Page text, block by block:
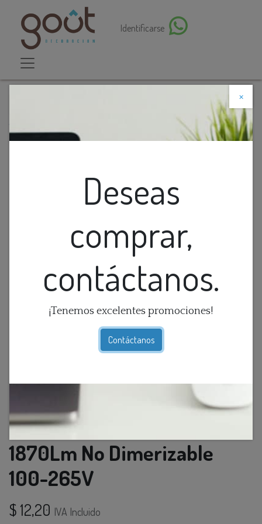
Identificarse
×
Deseas
comprar,
contáctanos.
¡Tenemos excelentes promociones!
Contáctanos
Descuento web
Foco Led Par38 17W E27 3K 1870Lm No Dimerizable
Foco Led Par38 17W E27 3K
1870Lm No Dimerizable
100-265V
$ 12,20 IVA Incluido